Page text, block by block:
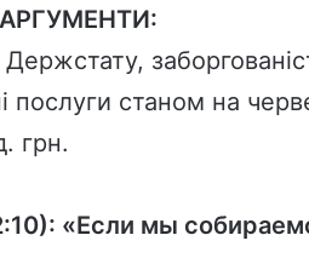
Держстату,
послуги станом на
грн.
): «Если мы